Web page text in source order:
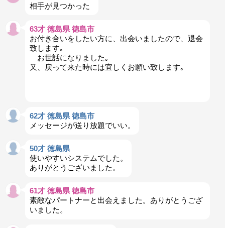
相手が見つかった
63才 徳島県 徳島市
お付き合いをしたい方に、出会いましたので、退会
致します｡
お世話になりました｡
又、戻って来た時には宜しくお願い致します｡
62才 徳島県 徳島市
メッセージが送り放題でいい。
50才 徳島県
使いやすいシステムでした。
ありがとうございました。
61才 徳島県 徳島市
素敵なパートナーと出会えました。ありがとうござ
いました。